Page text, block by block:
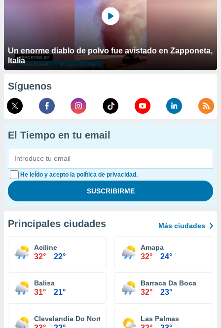
Un enorme diablo de polvo fue avistado en Zapponeta,
Italia
Síguenos
El Tiempo en tu email
He leído y acepto la política de privacidad.
Principales ciudades Más ciudades
Aciline
32° 22°
Amapa
32° 24°
Balisa
31° 21°
Barraca Da Boca
32° 23°
Clevelandia Do Norte Las Palmas